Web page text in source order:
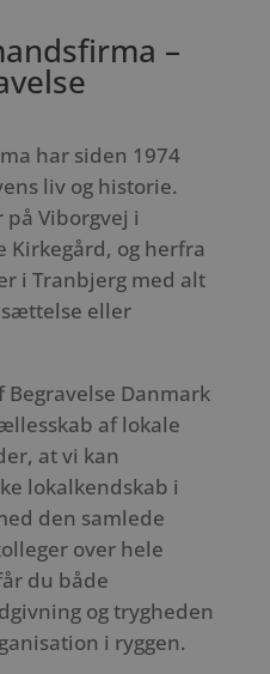
–
har siden 1974
liv og historie.
Viborgvej i
Kirkegård, og herfra
i Tranbjerg med alt
eller
Begravelse Danmark
af lokale
at vi kan
lokalkendskab i
den samlede
over hele
du både
og trygheden
i ryggen.